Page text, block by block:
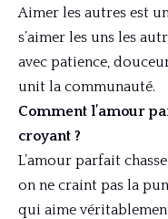
Aimer les autres est
s’aimer les uns les
avec patience,
unit la communauté.
Comment l’amour
croyant ?
L’amour parfait
on ne craint pas la
qui aime